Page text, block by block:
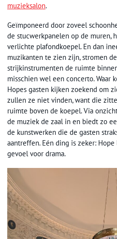
muzieksalon.
Geïmponeerd door zoveel
de stucwerkpanelen op de muren,
verlichte plafondkoepel. En dan
muzikanten te zien zijn, stromen
strijkinstrumenten de ruimte
misschien wel een concerto. Waar
Hopes gasten kijken zoekend om
zullen ze niet vinden, want die
ruimte boven de koepel. Via
de muziek de zaal in en biedt zo
de kunstwerken die de gasten
aantreffen. Eén ding is zeker:
gevoel voor drama.